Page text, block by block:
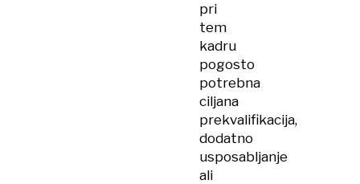
pri
tem
kadru
pogosto
potrebna
ciljana
prekvalifikacija,
dodatno
usposabljanje
ali